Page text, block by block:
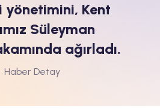
yönetimini, Kent
Süleyman
ağırladı.
Haber Detay